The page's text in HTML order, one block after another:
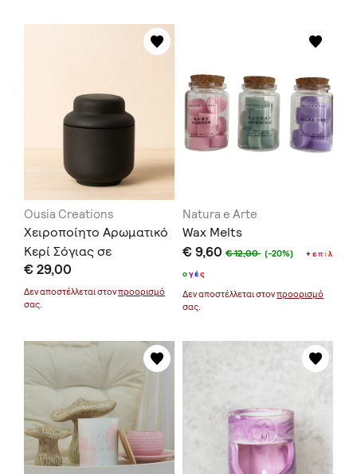
Ousia Creations
Χειροποίητο Αρωματικό
Κερί Σόγιας σε
Χειροποίητο Μαύρο
Δοχείο
€ 29,00
Δεν αποστέλλεται στονπροορισμό
σας.
Natura e Arte
Wax Melts
€ 9,60€ 12,00 (-20%) +επιλ
ογές
Δεν αποστέλλεται στονπροορισμό
σας.